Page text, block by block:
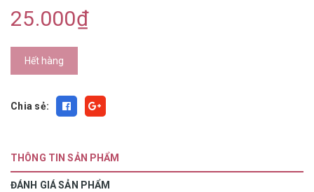
25.000₫
Hết hàng
Chia sẻ:
THÔNG TIN SẢN PHẨM
ĐÁNH GIÁ SẢN PHẨM